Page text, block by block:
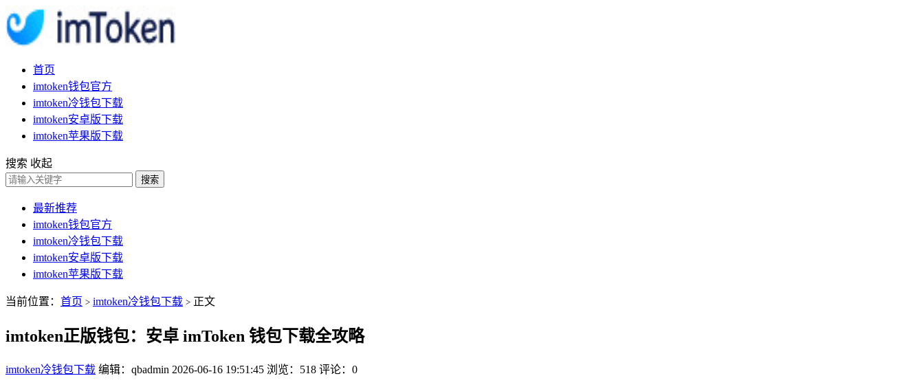
首页
imtoken钱包官方
imtoken冷钱包下载
imtoken安卓版下载
imtoken苹果版下载
搜索 收起
搜索
最新推荐
imtoken钱包官方
imtoken冷钱包下载
imtoken安卓版下载
imtoken苹果版下载
当前位置： 首页 > imtoken冷钱包下载 > 正文
imtoken正版钱包：安卓 imToken 钱包下载全攻略
imtoken冷钱包下载 编辑：qbadmin 2026-06-16 19:51:45 浏览：518 评论：0